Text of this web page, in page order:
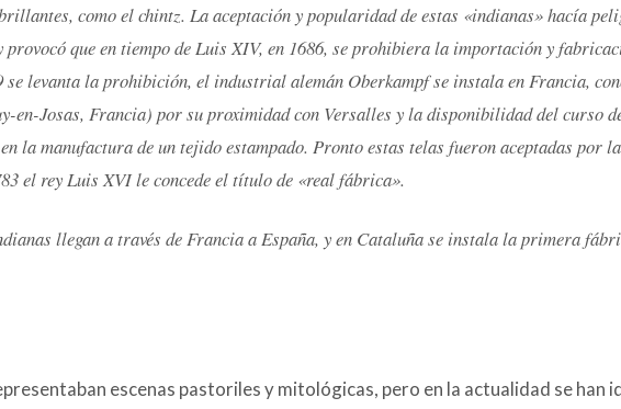
como el chintz. La aceptación y popularidad de estas «indianas» hacía
que en tiempo de Luis XIV, en 1686, se prohibiera la importación y
se levanta la prohibición, el industrial alemán Oberkampf se instala en Francia,
en-Josas, Francia) por su proximidad con Versalles y la disponibilidad del curso
la manufactura de un tejido estampado. Pronto estas telas fueron aceptadas por
el rey Luis XVI le concede el título de «real fábrica».
llegan a través de Francia a España, y en Cataluña se instala la primera
escenas pastoriles y mitológicas, pero en la actualidad se han